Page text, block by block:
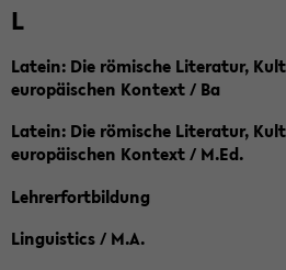
L
Latein: Die römische Literatur,
europäischen Kontext / Ba
Latein: Die römische Literatur,
europäischen Kontext / M.Ed.
Lehrerfortbildung
Linguistics / M.A.